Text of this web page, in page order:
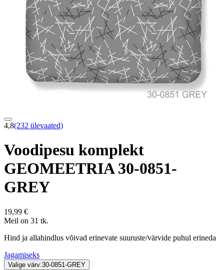
4,8(232 ülevaated)
Voodipesu komplekt
GEOMEETRIA 30-0851-
GREY
19,99 €
Meil on 31 tk.
Hind ja allahindlus võivad erinevate suuruste/värvide puhul erineda
Jagamiseks
Valige värv:30-0851-GREY